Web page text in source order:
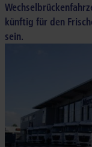
künftig für den
sein.